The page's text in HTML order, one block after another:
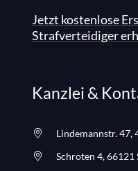
Jetzt kostenlose
Strafverteidiger
Kanzlei &
Lindemannstr. 47,
Schroten 4, 66121